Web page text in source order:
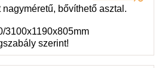
nagyméretű, bővíthető asztal.
3100x1190x805mm
szerint!